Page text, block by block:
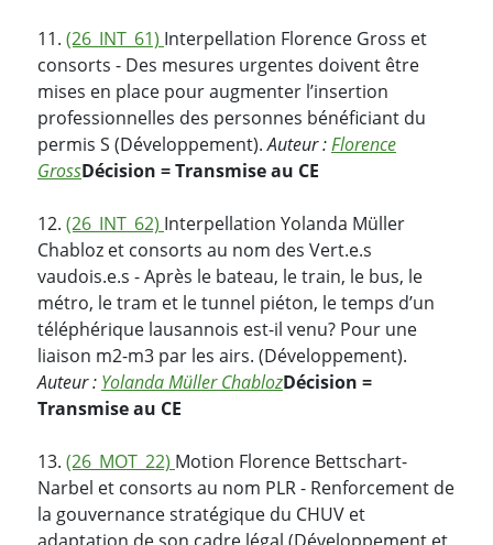
11. (26_INT_61) Interpellation Florence Gross et
consorts - Des mesures urgentes doivent être
mises en place pour augmenter l’insertion
professionnelles des personnes bénéficiant du
permis S (Développement).Auteur :Florence
GrossDécision = Transmise au CE
12. (26_INT_62) Interpellation Yolanda Müller
Chabloz et consorts au nom des Vert.e.s
vaudois.e.s - Après le bateau, le train, le bus, le
métro, le tram et le tunnel piéton, le temps d’un
téléphérique lausannois est-il venu? Pour une
liaison m2-m3 par les airs. (Développement).
Auteur : Yolanda Müller ChablozDécision =
Transmise au CE
13. (26_MOT_22) Motion Florence Bettschart-
Narbel et consorts au nom PLR - Renforcement de
la gouvernance stratégique du CHUV et